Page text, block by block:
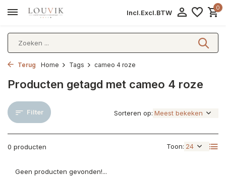
Incl.Excl.BTW
0
Terug Home Tags cameo 4 roze
Producten getagd met cameo 4 roze
Filter
0 producten Toon:
Sorteren op:
Geen producten gevonden!...